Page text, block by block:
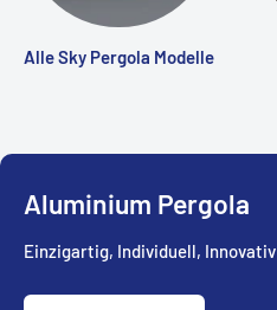
Alle Sky Pergola Modelle
Aluminium Pergola
Einzigartig, Individuell, Innovativ